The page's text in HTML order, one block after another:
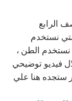
- للصف الرابع
متي نستخدم
نستخدم الطن ،
فيديو توضيحي
ستجده هنا علي